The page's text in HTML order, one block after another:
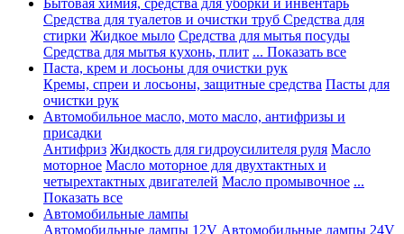
Бытовая химия, средства для уборки и инвентарь
Средства для туалетов и очистки труб Средства для
стирки Жидкое мыло Средства для мытья посуды
Средства для мытья кухонь, плит ... Показать все
Паста, крем и лосьоны для очистки рук
Кремы, спреи и лосьоны, защитные средства Пасты для
очистки рук
Автомобильное масло, мото масло, антифризы и
присадки
Антифриз Жидкость для гидроусилителя руля Масло
моторное Масло моторное для двухтактных и
четырехтактных двигателей Масло промывочное ...
Показать все
Автомобильные лампы
Автомобильные лампы 12V Автомобильные лампы 24V